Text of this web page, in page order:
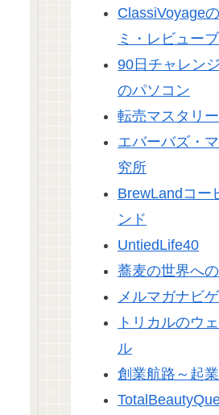
ClassiVoyage
ミ・レビュー
90日チャレン
のパソコン
転売マスタリー
エバーバズ・
究所
BrewLandコー
ンド
UntiedLife40
蕎麦の世界へ
メルマガナビ
トリカルのウ
ル
創業航路～起